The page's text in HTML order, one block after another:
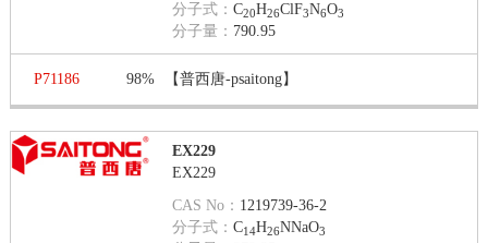
分子式：C20H26ClF3N6O3
分子量： 790.95
P71186 98% 【普西唐-psaitong】
EX229
EX229
CAS No： 1219739-36-2
分子式：C14H26NNaO3